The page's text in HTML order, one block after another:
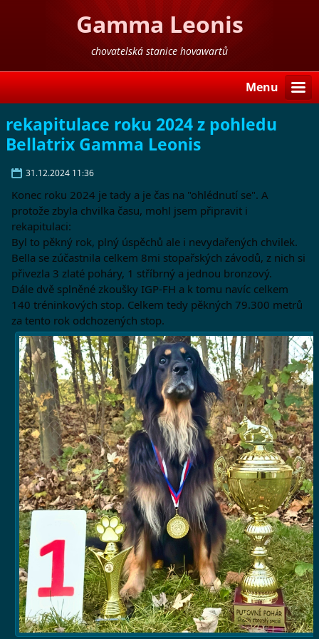
Gamma Leonis
chovatelská stanice hovawartů
Menu
rekapitulace roku 2024 z pohledu
Bellatrix Gamma Leonis
31.12.2024 11:36
Konec roku 2024 je tady a je čas na "ohlédnutí se". A
protože zbyla chvilka času, mohl jsem připravit i
rekapitulaci:
Byl to pěkný rok, plný úspěchů ale i nevydařených chvilek.
Bella se zúčastnila celkem 8mi stopařských závodů, z nich si
přivezla 3 zlaté poháry, 1 stříbrný a jednou bronzový.
Dále dvě splněné zkoušky IGP-FH a k tomu navíc celkem
140 tréninkových stop. Celkem tedy pěkných 79.300 metrů
za tento rok odchozených stop.